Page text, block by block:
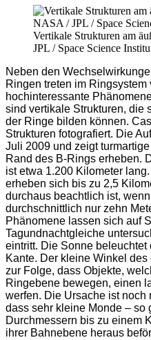
Vertikale Strukturen am
JPL / Space Science
Neben den
Ringen treten im
hochinteressante
sind vertikale Strukturen, die
der Ringe bilden können.
Strukturen fotografiert. Die
Juli 2009 und zeigt
Rand des B-Rings erheben.
ist etwa 1.200 Kilometer
erheben sich bis zu 2,5
durchaus beachtlich ist,
durchschnittlich nur zehn
Phänomene lassen sich auf
Tagundnachtgleiche
eintritt. Die Sonne
Kante. Der kleine Winkel
zur Folge, dass Objekte,
Ringebene bewegen, einen
werfen. Die Ursache ist noch
dass sehr kleine Monde – so
Durchmessern bis zu einem
ihrer Bahnebene heraus